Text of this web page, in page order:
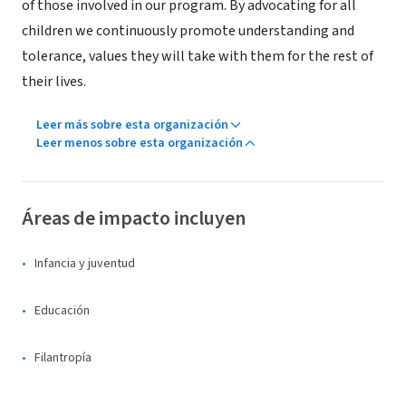
of those involved in our program. By advocating for all
children we continuously promote understanding and
tolerance, values they will take with them for the rest of
their lives.
Leer más sobre esta organización
Leer menos sobre esta organización
Áreas de impacto incluyen
Infancia y juventud
Educación
Filantropía